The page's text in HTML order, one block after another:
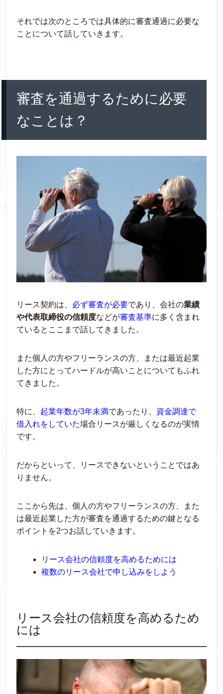
それでは次のところでは具体的に審査通過に必要な
ことについて話していきます。
審査を通過するために必要
なことは？
リース契約は、 必ず審査が必要であり、会社の業績
や代表取締役の信頼度などが審査基準に多く含まれ
ているとここまで話してきました。
また個人の方やフリーランスの方、または最近起業
した方にとってハードルが高いことについてもふれ
てきました。
特に、 起業年数が3年未満であったり、 資金調達で
借入れをしていた場合リースが厳しくなるのが実情
です。
だからといって、リースできないということではあ
りません。
ここから先は、個人の方やフリーランスの方、また
は最近起業した方が審査を通過するための鍵となる
ポイントを2つお話していきます。
リース会社の信頼度を高めるためには
複数のリース会社で申し込みをしよう
リース会社の信頼度を高めるため
には